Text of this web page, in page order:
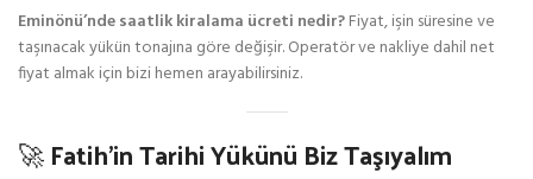
Eminönü’nde saatlik kiralama ücreti nedir?Fiyat, işin süresine ve
taşınacak yükün tonajına göre değişir. Operatör ve nakliye dahil net
fiyat almak için bizi hemen arayabilirsiniz.
🚀 Fatih’in Tarihi Yükünü Biz Taşıyalım